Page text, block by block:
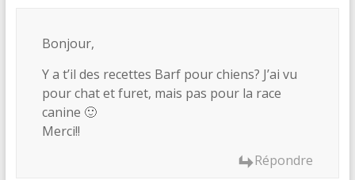
Bonjour,
Y a t’il des recettes Barf pour chiens? J’ai vu
pour chat et furet, mais pas pour la race
canine 🙂
Merci!!
Répondre